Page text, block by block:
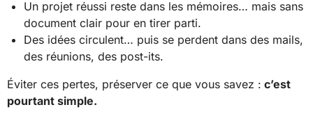
Un projet réussi reste dans les mémoires… mais sans
document clair pour en tirer parti.
Des idées circulent… puis se perdent dans des mails,
des réunions, des post-its.
Éviter ces pertes, préserver ce que vous savez : c’est
pourtant simple.